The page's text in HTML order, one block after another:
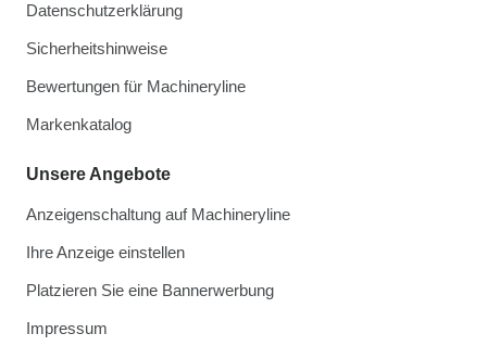
Datenschutzerklärung
Sicherheitshinweise
Bewertungen für Machineryline
Markenkatalog
Unsere Angebote
Anzeigenschaltung auf Machineryline
Ihre Anzeige einstellen
Platzieren Sie eine Bannerwerbung
Impressum